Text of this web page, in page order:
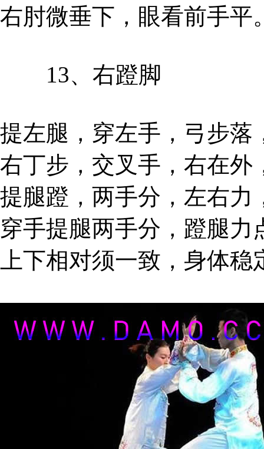
右肘微垂下，眼看前手平
13、右蹬脚
提左腿，穿左手，弓步落
右丁步，交叉手，右在外
提腿蹬，两手分，左右力
穿手提腿两手分，蹬腿力
上下相对须一致，身体稳